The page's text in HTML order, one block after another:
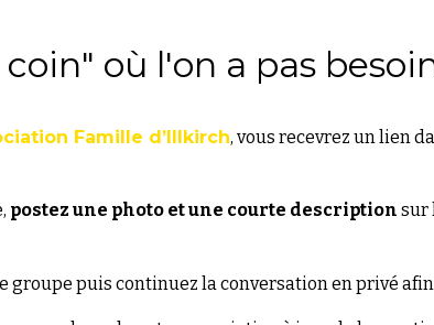
où l'on a pas
Famille d’Illkirch, vous recevrez un lien
postez une photo et une courte description sur
groupe puis continuez la conversation en privé